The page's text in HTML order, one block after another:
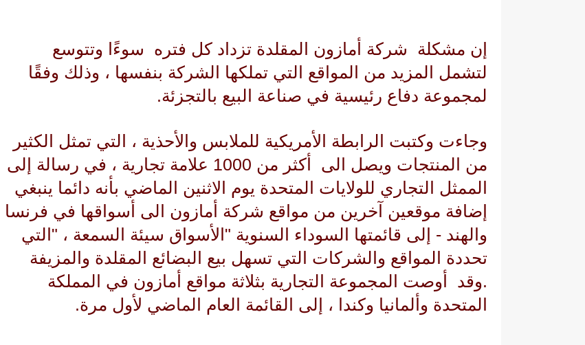
إن مشكلة شركة أمازون المقلدة تزداد كل فتره سوءًا وتتوسع
لتشمل المزيد من المواقع التي تملكها الشركة بنفسها ، وذلك وفقًا
لمجموعة دفاع رئيسية في صناعة البيع بالتجزئة.
وجاءت وكتبت الرابطة الأمريكية للملابس والأحذية ، التي تمثل الكثير
من المنتجات ويصل الى أكثر من 1000 علامة تجارية ، في رسالة إلى
الممثل التجاري للولايات المتحدة يوم الاثنين الماضي بأنه دائما ينبغي
إضافة موقعين آخرين من مواقع شركة أمازون الى أسواقها في فرنسا
والهند - إلى قائمتها السوداء السنوية "الأسواق سيئة السمعة ، "التي
تحددة المواقع والشركات التي تسهل بيع البضائع المقلدة والمزيفة
.وقد أوصت المجموعة التجارية بثلاثة مواقع أمازون في المملكة
المتحدة وألمانيا وكندا ، إلى القائمة العام الماضي لأول مرة.